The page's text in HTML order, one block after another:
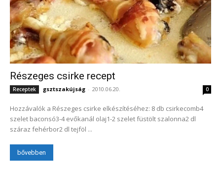
Részeges csirke recept
Receptek gsztszakújság - 2010.06.20. 0
Hozzávalók a Részeges csirke elkészítéséhez: 8 db csirkecomb4
szelet baconsó3-4 evőkanál olaj1-2 szelet füstölt szalonna2 dl
száraz fehérbor2 dl tejföl ...
bővebben